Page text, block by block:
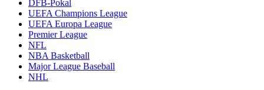
DFB-Pokal
UEFA Champions League
UEFA Europa League
Premier League
NFL
NBA Basketball
Major League Baseball
NHL